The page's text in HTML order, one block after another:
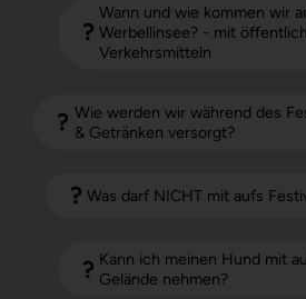
Wann und wie kommen wir
Werbellinsee? - mit
Verkehrsmitteln
Wie werden wir während des
& Getränken versorgt?
Was darf NICHT mit aufs
Kann ich meinen Hund mit
Gelände nehmen?